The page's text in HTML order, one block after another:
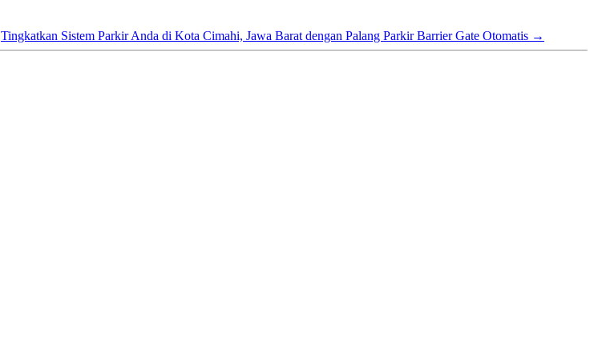
Tingkatkan Sistem Parkir Anda di Kota Cimahi, Jawa Barat dengan Palang Parkir Barrier Gate Otomatis →